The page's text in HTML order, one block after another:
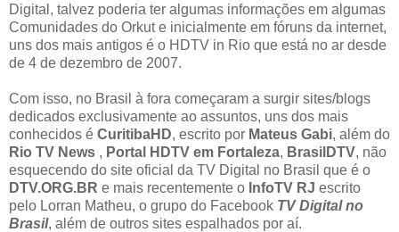
Digital, talvez poderia ter algumas informações em algumas
Comunidades do Orkut e inicialmente em fóruns da internet,
uns dos mais antigos é o HDTV in Rio que está no ar desde
de 4 de dezembro de 2007.
Com isso, no Brasil à fora começaram a surgir sites/blogs
dedicados exclusivamente ao assuntos, uns dos mais
conhecidos é CuritibaHD, escrito por Mateus Gabi, além do
Rio TV News , Portal HDTV em Fortaleza, BrasilDTV, não
esquecendo do site oficial da TV Digital no Brasil que é o
DTV.ORG.BR e mais recentemente o InfoTV RJ escrito
pelo Lorran Matheu, o grupo do Facebook TV Digital no
Brasil, além de outros sites espalhados por aí.